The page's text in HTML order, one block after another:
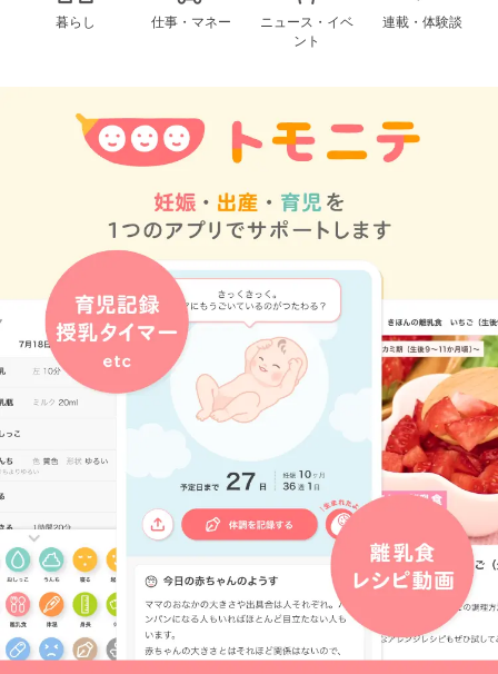
暮らし 仕事・マネー
ニュース・イベ
ント
連載・体験談